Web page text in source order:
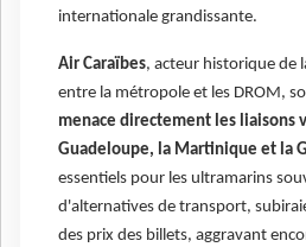
internationale grandissante.
Air Caraïbes, acteur historique de
entre la métropole et les DROM,
menace directement les liaisons
Guadeloupe, la Martinique et la
essentiels pour les ultramarins
d'alternatives de transport,
des prix des billets, aggravant